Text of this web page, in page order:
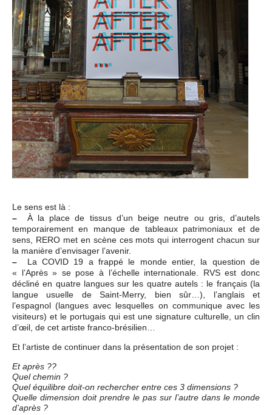
Le sens est là :
– À la place de tissus d’un beige neutre ou gris, d’autels
temporairement en manque de tableaux patrimoniaux et de
sens, RERO met en scène ces mots qui interrogent chacun sur
la manière d’envisager l’avenir.
– La COVID 19 a frappé le monde entier, la question de
« l’Après » se pose à l’échelle internationale. RVS est donc
décliné en quatre langues sur les quatre autels : le français (la
langue usuelle de Saint-Merry, bien sûr…), l’anglais et
l’espagnol (langues avec lesquelles on communique avec les
visiteurs) et le portugais qui est une signature culturelle, un clin
d’œil, de cet artiste franco-brésilien…
Et l’artiste de continuer dans la présentation de son projet :
Et après ??
Quel chemin ?
Quel équilibre doit-on rechercher entre ces 3 dimensions ?
Quelle dimension doit prendre le pas sur l’autre dans le monde
d’après ?